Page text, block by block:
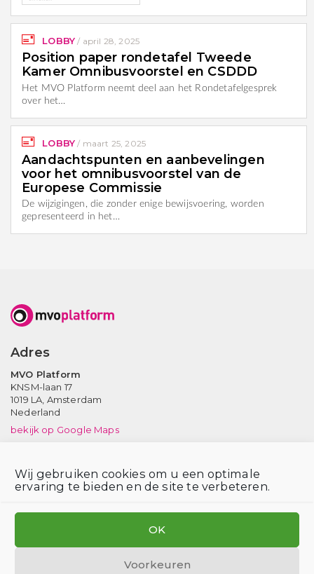
Wij gebruiken cookies om u een optimale
ervaring te bieden en de site te verbeteren.
OK
Voorkeuren
LOBBY / april 28, 2025
Position paper rondetafel Tweede
Kamer Omnibusvoorstel en CSDDD
Het MVO Platform neemt deel aan het Rondetafelgesprek
over het…
LOBBY / maart 25, 2025
Aandachtspunten en aanbevelingen
voor het omnibusvoorstel van de
Europese Commissie
De wijzigingen, die zonder enige bewijsvoering, worden
gepresenteerd in het…
Adres
MVO Platform
KNSM-laan 17
1019 LA, Amsterdam
Nederland
bekijk op Google Maps
Tel: (020) 639 12 91 (ma-vr, 9-17 uur)
Email:info@mvoplatform.nl
V
V
V